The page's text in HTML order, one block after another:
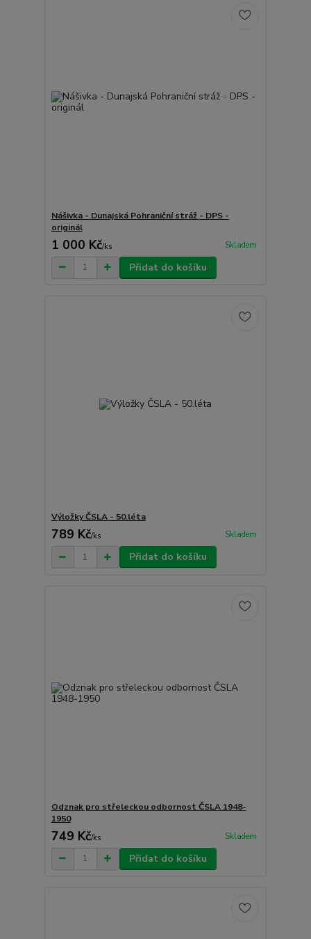
Nášivka - Dunajská Pohraniční stráž - DPS -
originál
1 000 Kč/ks Skladem
Přidat do košíku
Výložky ČSLA - 50.léta
789 Kč/ks Skladem
Přidat do košíku
Odznak pro střeleckou odbornost ČSLA 1948-
1950
749 Kč/ks Skladem
Přidat do košíku